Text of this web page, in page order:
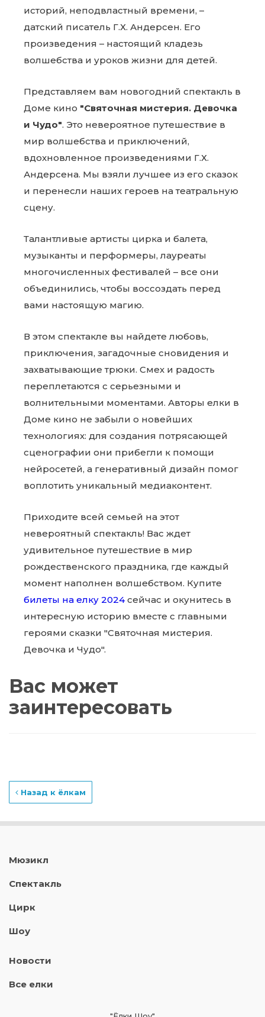
историй, неподвластный времени, –
датский писатель Г.Х. Андерсен. Его
произведения – настоящий кладезь
волшебства и уроков жизни для детей.
Представляем вам новогодний спектакль в
Доме кино "Святочная мистерия. Девочка
и Чудо". Это невероятное путешествие в
мир волшебства и приключений,
вдохновленное произведениями Г.Х.
Андерсена. Мы взяли лучшее из его сказок
и перенесли наших героев на театральную
сцену.
Талантливые артисты цирка и балета,
музыканты и перформеры, лауреаты
многочисленных фестивалей – все они
объединились, чтобы воссоздать перед
вами настоящую магию.
В этом спектакле вы найдете любовь,
приключения, загадочные сновидения и
захватывающие трюки. Смех и радость
переплетаются с серьезными и
волнительными моментами. Авторы елки в
Доме кино не забыли о новейших
технологиях: для создания потрясающей
сценографии они прибегли к помощи
нейросетей, а генеративный дизайн помог
воплотить уникальный медиаконтент.
Приходите всей семьей на этот
невероятный спектакль! Вас ждет
удивительное путешествие в мир
рождественского праздника, где каждый
момент наполнен волшебством. Купите
билеты на елку 2024сейчас и окунитесь в
интересную историю вместе с главными
героями сказки "Святочная мистерия.
Девочка и Чудо".
Вас может
заинтересовать
Назад к ёлкам
Мюзикл
Спектакль
Цирк
Шоу
Новости
Все елки